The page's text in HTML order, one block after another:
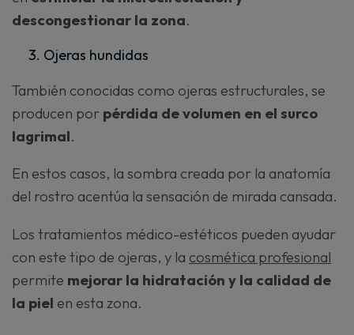
descongestionar la zona.
Ojeras hundidas
También conocidas como ojeras estructurales, se
producen por pérdida de volumen en el surco
lagrimal.
En estos casos, la sombra creada por la anatomía
del rostro acentúa la sensación de mirada cansada.
Los tratamientos médico-estéticos pueden ayudar
con este tipo de ojeras, y la cosmética profesional
permite mejorar la hidratación y la calidad de
la piel en esta zona.